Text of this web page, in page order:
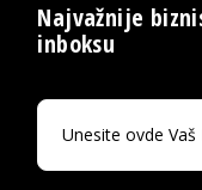
Najvažnije
inboksu